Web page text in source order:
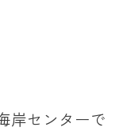
岸センターで